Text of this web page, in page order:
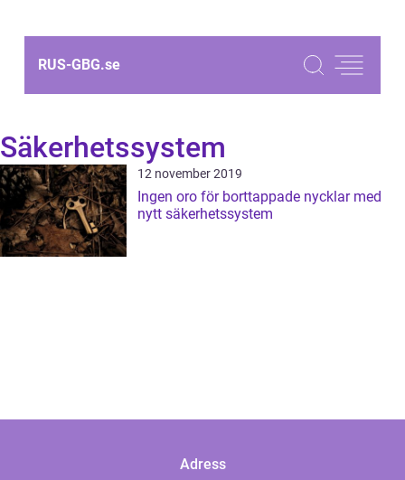
RUS-GBG.se
Säkerhetssystem
12 november 2019
Ingen oro för borttappade nycklar med
nytt säkerhetssystem
Adress